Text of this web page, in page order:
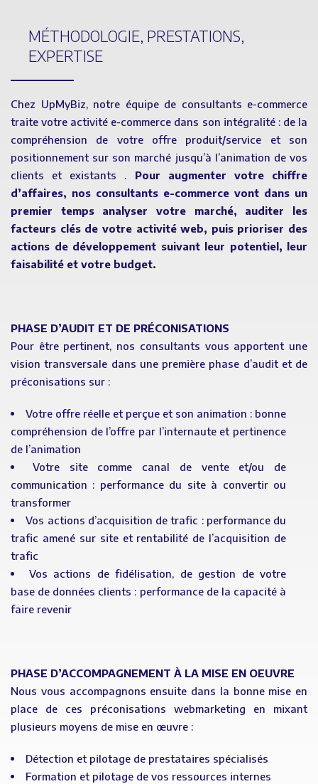
MÉTHODOLOGIE, PRESTATIONS,
EXPERTISE
Chez UpMyBiz, notre équipe de consultants e-commerce
traite votre activité e-commerce dans son intégralité : de la
compréhension de votre offre produit/service et son
positionnement sur son marché jusqu’à l’animation de vos
clients et existants . Pour augmenter votre chiffre
d’affaires, nos consultants e-commerce vont dans un
premier temps analyser votre marché, auditer les
facteurs clés de votre activité web, puis prioriser des
actions de développement suivant leur potentiel, leur
faisabilité et votre budget.
PHASE D’AUDIT ET DE PRÉCONISATIONS
Pour être pertinent, nos consultants vous apportent une
vision transversale dans une première phase d’audit et de
préconisations sur :
Votre offre réelle et perçue et son animation : bonne
compréhension de l’offre par l’internaute et pertinence
de l’animation
Votre site comme canal de vente et/ou de
communication : performance du site à convertir ou
transformer
Vos actions d’acquisition de trafic : performance du
trafic amené sur site et rentabilité de l’acquisition de
trafic
Vos actions de fidélisation, de gestion de votre
base de données clients : performance de la capacité à
faire revenir
PHASE D’ACCOMPAGNEMENT À LA MISE EN OEUVRE
Nous vous accompagnons ensuite dans la bonne mise en
place de ces préconisations webmarketing en mixant
plusieurs moyens de mise en œuvre :
Détection et pilotage de prestataires spécialisés
Formation et pilotage de vos ressources internes